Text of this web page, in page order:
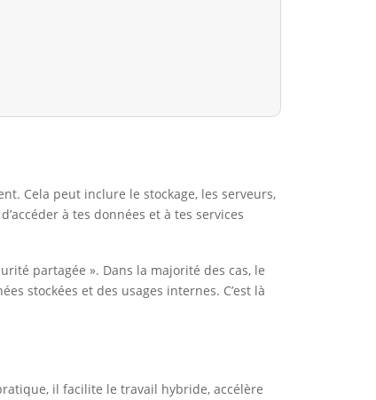
Cela peut inclure le stockage, les serveurs,
à tes données et à tes services
partagée ». Dans la majorité des cas, le
stockées et des usages internes. C’est là
il facilite le travail hybride, accélère